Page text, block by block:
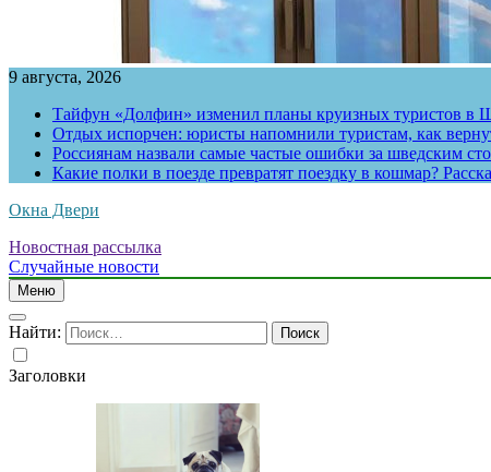
9 августа, 2026
Тайфун «Долфин» изменил планы круизных туристов в
Отдых испорчен: юристы напомнили туристам, как
Россиянам назвали самые частые ошибки за шведским
Какие полки в поезде превратят поездку в кошмар?
Окна Двери
Новостная рассылка
Случайные новости
Меню
Найти:
Заголовки